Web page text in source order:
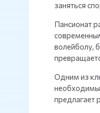
заняться
Пансионат
волейболу,
Одним из
предлагает